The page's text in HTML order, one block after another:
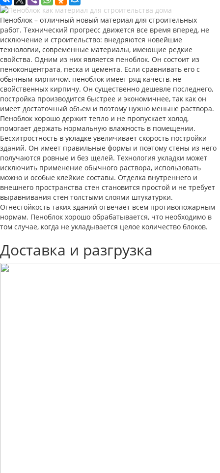
Пеноблок – отличный новый материал для строительных
работ. Технический прогресс движется все время вперед, не
исключение и строительство: внедряются новейшие
технологии, современные материалы, имеющие редкие
свойства. Одним из них является пеноблок. Он состоит из
пеноконцентрата, песка и цемента. Если сравнивать его с
обычным кирпичом, пеноблок имеет ряд качеств, не
свойственных кирпичу. Он существенно дешевле последнего,
постройка производится быстрее и экономичнее, так как он
имеет достаточный объем и поэтому нужно меньше раствора.
Пеноблок хорошо держит тепло и не пропускает холод,
помогает держать нормальную влажность в помещении.
Бесхитростность в укладке увеличивает скорость постройки
зданий. Он имеет правильные формы и поэтому стены из него
получаются ровные и без щелей. Технология укладки может
исключить применение обычного раствора, использовать
можно и особые клейкие составы. Отделка внутреннего и
внешнего пространства стен становится простой и не требует
выравнивания стен толстыми слоями штукатурки.
Огнестойкость таких зданий отвечает всем противопожарным
нормам. Пеноблок хорошо обрабатывается, что необходимо в
том случае, когда не укладывается целое количество блоков.
Доставка и разгрузка